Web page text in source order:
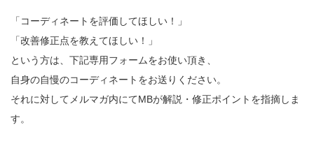
「コーディネートを評価してほしい！」
「改善修正点を教えてほしい！」
という方は、下記専用フォームをお使い頂き、
自身の自慢のコーディネートをお送りください。
それに対してメルマガ内にてMBが解説・修正ポイントを指摘しま
す。